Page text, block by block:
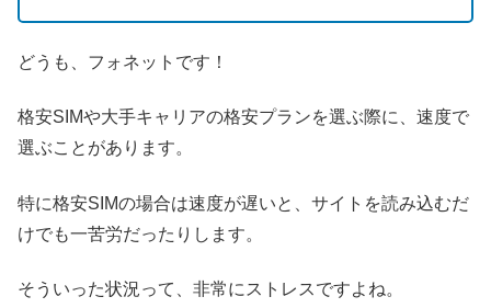
どうも、フォネットです！
格安SIMや大手キャリアの格安プランを選ぶ際に、速度で
選ぶことがあります。
特に格安SIMの場合は速度が遅いと、サイトを読み込むだ
けでも一苦労だったりします。
そういった状況って、非常にストレスですよね。